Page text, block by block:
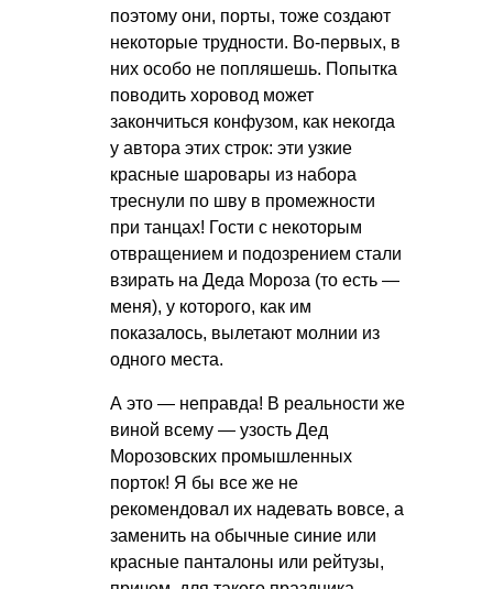
поэтому они, порты, тоже создают
некоторые трудности. Во-первых, в
них особо не попляшешь. Попытка
поводить хоровод может
закончиться конфузом, как некогда
у автора этих строк: эти узкие
красные шаровары из набора
треснули по шву в промежности
при танцах! Гости с некоторым
отвращением и подозрением стали
взирать на Деда Мороза (то есть —
меня), у которого, как им
показалось, вылетают молнии из
одного места.
А это — неправда! В реальности же
виной всему — узость Дед
Морозовских промышленных
порток! Я бы все же не
рекомендовал их надевать вовсе, а
заменить на обычные синие или
красные панталоны или рейтузы,